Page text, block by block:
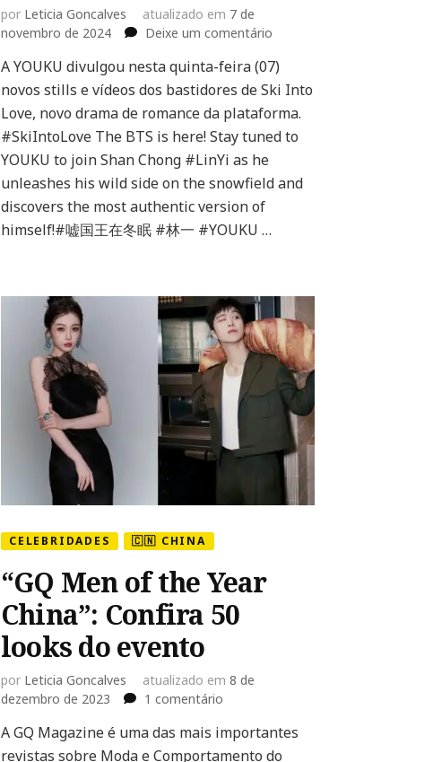
por Leticia Goncalves atualizado em 7 de
novembro de 2024
Deixe um comentárioem
divulga
bastidores
e
de
Into
Lin
Yi
A YOUKU divulgou nesta quinta-feira (07)
novos stills e vídeos dos bastidores de Ski Into
Love, novo drama de romance da plataforma.
#SkiIntoLove The BTS is here! Stay tuned to
YOUKU to join Shan Chong #LinYi as he
unleashes his wild side on the snowfield and
discovers the most authentic version of
himself!#嘘国王在冬眠 #林一 #YOUKU …
CELEBRIDADES 🇨🇳 CHINA
“GQ Men of the Year
China”: Confira 50
looks do evento
por Leticia Goncalves atualizado em 8 de
dezembro de 2023
1 comentárioem
Men
of
A GQ Magazine é uma das mais importantes
revistas sobre Moda e Comportamento do